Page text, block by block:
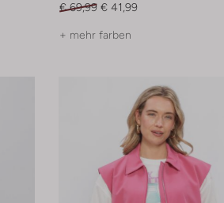
€ 69,99 € 41,99
+ mehr farben